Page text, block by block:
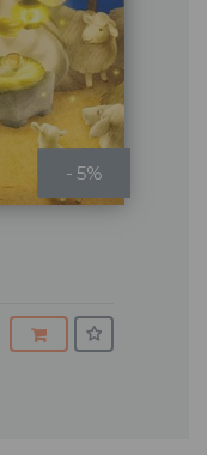
- 5%